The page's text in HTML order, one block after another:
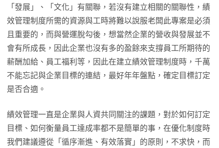
「發展」、「文化」有關聯，若沒有建立相關的關聯性，績
效管理制度所需的資源與工時將難以說服老闆此專案是必須
且重要的，而與營運脫勾後，想當然企業的營收與發展並不
會有所成長，因此企業也沒有多的盈餘來支撐員工所期待的
薪酬加給、員工福利等，因此在建立績效管理制度時，千萬
不能忘記與企業目標的連結，最好年年盤點，確定目標訂定
是否合適。
績效管理一直是企業與人資共同關注的課題，對於如何訂定
目標、如何衡量員工達成率都不是簡單的事，在優化制度時
我們建議遵從「循序漸進、有效落實」的原則，不求快，而